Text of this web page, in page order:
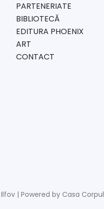
PARTENERIATE
BIBLIOTECĂ
EDITURA PHOENIX
ART
CONTACT
| Powered by Casa